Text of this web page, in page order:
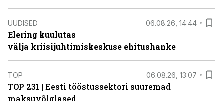
UUDISED 06.08.26, 14:44
Elering kuulutas
välja kriisijuhtimiskeskuse ehitushanke
TOP 06.08.26, 13:07
TOP 231 | Eesti tööstussektori suuremad
maksuvõlglased